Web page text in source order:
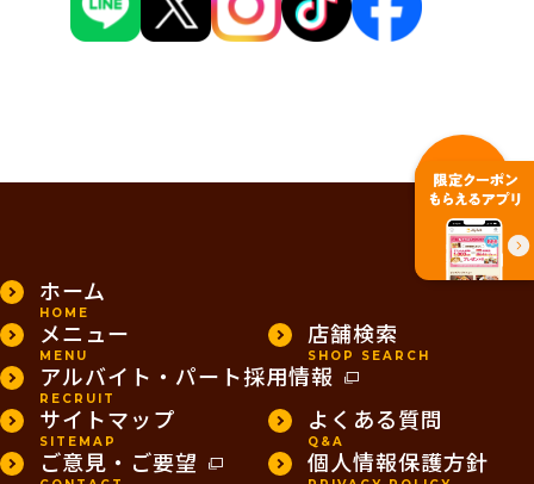
PAGE TOP
ホーム
HOME
メニュー
MENU
店舗検索
SHOP SEARCH
アルバイト・パート採用情報
RECRUIT
サイトマップ
SITEMAP
よくある質問
Q&A
ご意見・ご要望 個人情報保護方針